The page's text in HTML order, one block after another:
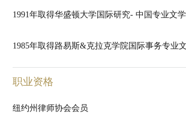
1991年取得华盛顿大学国际研究- 中国专业文
1985年取得路易斯&克拉克学院国际事务专业
职业资格
纽约州律师协会会员